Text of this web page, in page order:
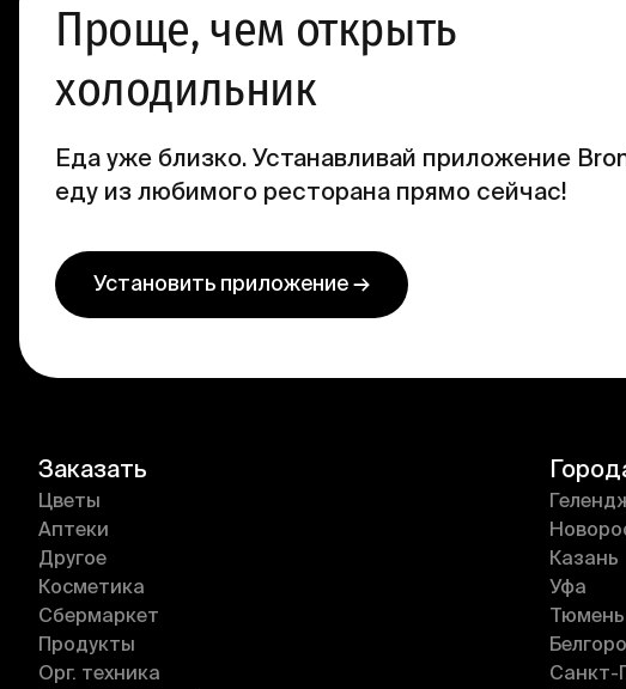
Проще, чем открыть
холодильник
Еда уже близко. Устанавливай приложение
еду из любимого ресторана прямо сейчас!
Установить приложение →
Заказать
Цветы
Аптеки
Другое
Косметика
Сбермаркет
Продукты
Орг. техника
Казань
Уфа
Тюмень
Санкт-